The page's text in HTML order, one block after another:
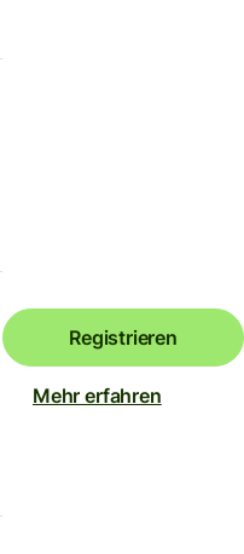
Registrieren
Mehr erfahren